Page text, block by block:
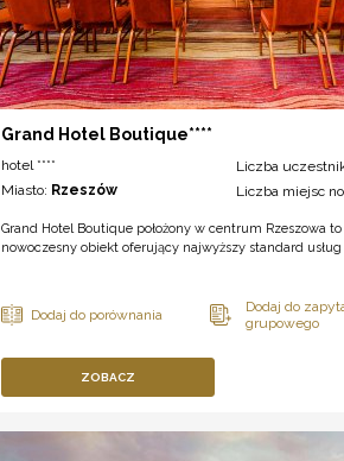
Grand Hotel Boutique****
hotel ****
Miasto: Rzeszów
Liczba
Liczba miejsc
Grand Hotel Boutique położony w centrum Rzeszowa
nowoczesny obiekt oferujący najwyższy standard usług
ZOBACZ